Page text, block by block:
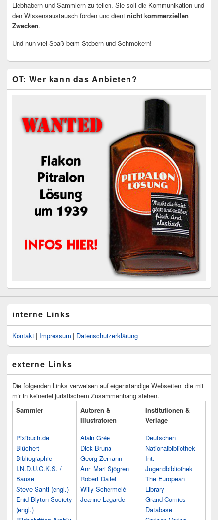
Liebhabern und Sammlern zu teilen. Sie soll die Kommunikation und
den Wissensaustausch förden und dient nicht kommerziellen
Zwecken.
Und nun viel Spaß beim Stöbern und Schmökern!
OT: Wer kann das Anbieten?
interne Links
Kontakt | Impressum | Datenschutzerklärung
externe Links
Die folgenden Links verweisen auf eigenständige Webseiten, die mit
mir in keinerlei juristischem Zusammenhang stehen.
Sammler
Autoren &
Illustratoren
Institutionen &
Verlage
Pixibuch.de
Blüchert
Bibliographie
I.N.D.U.C.K.S. /
Bause
Steve Santi (engl.)
Enid Blyton Society
(engl.)
Alain Grée
Dick Bruna
Georg Zemann
Ann Mari Sjögren
Robert Dallet
Willy Schermelé
Jeanne Lagarde
Deutschen
Nationalbibliothek
Int.
Jugendbibliothek
The European
Library
Grand Comics
Database